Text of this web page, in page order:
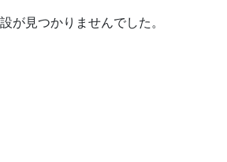
が見つかりませんでした。